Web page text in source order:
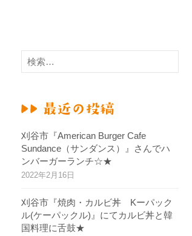
検
索
刈谷市『American Burger Cafe
Sundance（サンダンス）』さんでハ
ンバーガーランチ☆★
2022年2月16日
刈谷市『焼肉・カルビ丼 Kーパック
ル(ケーパックル)』にてカルビ丼と韓
国料理に舌鼓★